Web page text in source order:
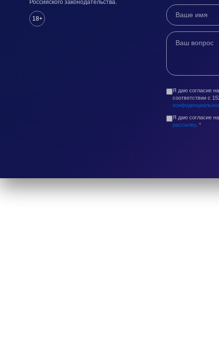
Российского законодательства.
18+
Я даю согласие
соответствии с
Я даю согласие
рассылку. *